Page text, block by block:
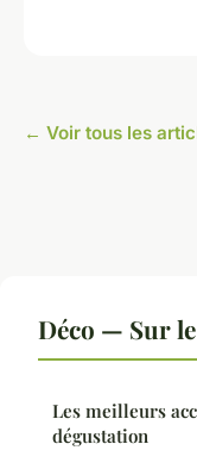
← Voir tous les
Déco — Sur
Les meilleurs
dégustation